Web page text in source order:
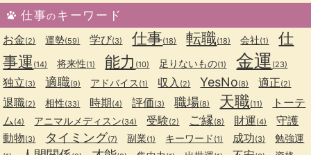
仕事のキーワード
お金(2) 運勢(59) 学び(3) 仕事(18) 転職(18) 会社(1)
仕
事運 (14) 将来性(1) 能力 (10) 足りないもの(1) 金運 (23)
独立(3) 適職(9) アドバイス (1) 収入 (2) YesNo(8) 適正(2)
退職(2) 相性(33) 時期(4) 評価(3) 職場(8) 天職(11)
トーテ
ム(4) アニマルメディスン(34) 受験(2) ご縁(8) 財運(4)
守護
動物(3) タイミング(7) 副業(1) キーワード (1) 成功(3) 勉強運